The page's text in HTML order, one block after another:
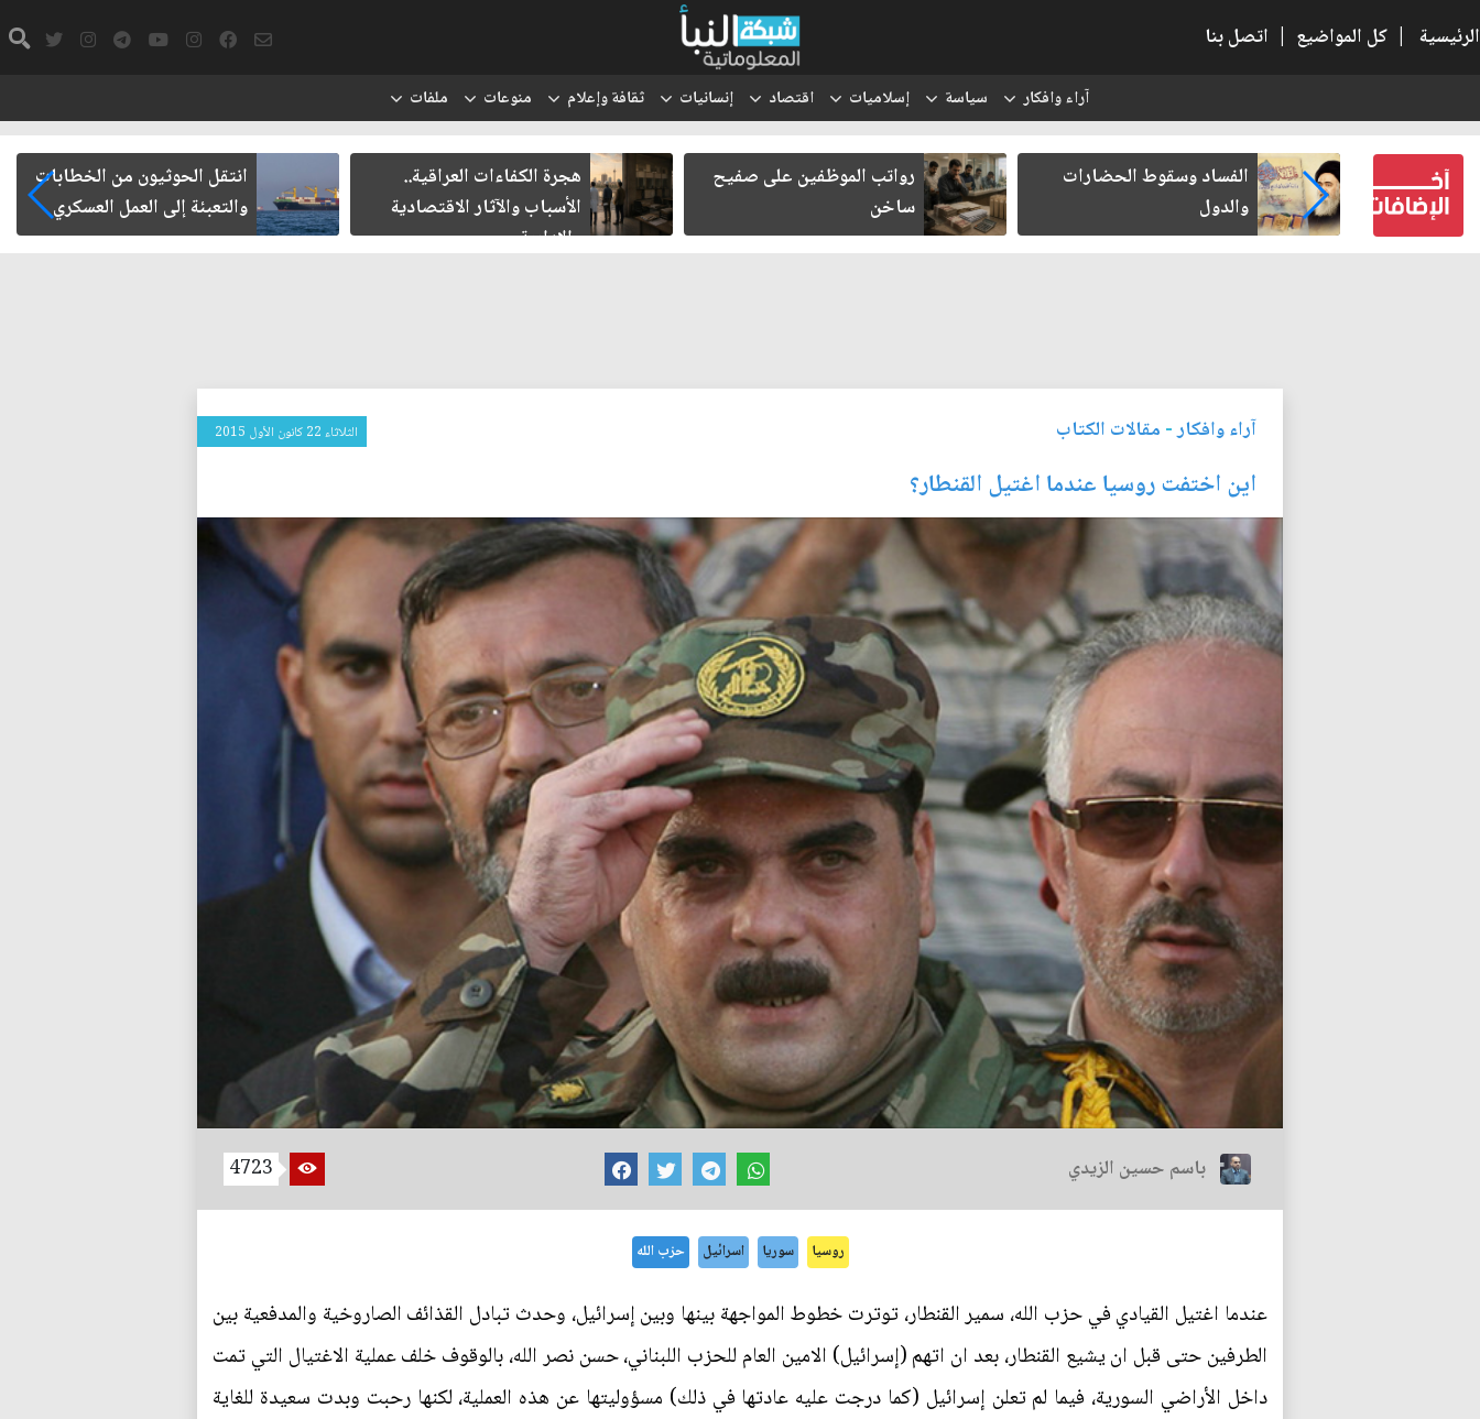
الرئيسية | كل المواضيع | اتصل بنا
آراء وافكار سياسة إسلاميات اقتصاد إنسانيات ثقافة وإعلام منوعات ملفات
كتب لنفسه
الفساد وسقوط الحضارات
والدول
رواتب الموظفين على صفيح
ساخن
هجرة الكفاءات العراقية..
الأسباب والآثار الاقتصادية
والإدارية
انتقل الحوثيون من الخطابات
والتعبئة إلى العمل العسكري
آراء وافكار- مقالات الكتاب الثلاثاء 22 كانون الأول 2015
اين اختفت روسيا عندما اغتيل القنطار؟
باسم حسين الزيدي 4723
روسيا سوريا اسرائيل حزب الله
عندما اغتيل القيادي في حزب الله، سمير القنطار، توترت خطوط المواجهة بينها وبين إسرائيل، وحدث تبادل القذائف الصاروخية والمدفعية بين
الطرفين حتى قبل ان يشيع القنطار، بعد ان اتهم (إسرائيل) الامين العام للحزب اللبناني، حسن نصر الله، بالوقوف خلف عملية الاغتيال التي تمت
داخل الأراضي السورية، فيما لم تعلن إسرائيل (كما درجت عليه عادتها في ذلك) مسؤوليتها عن هذه العملية، لكنها رحبت وبدت سعيدة للغاية